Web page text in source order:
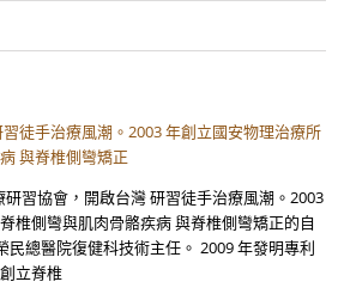
徒手治療風潮。2003 年創立國安物理治療所
與脊椎側彎矯正
研習協會，開啟台灣 研習徒手治療風潮。2003
椎側彎與肌肉骨骼疾病 與脊椎側彎矯正的自
民總醫院復健科技術主任。 2009 年發明專利
立脊椎